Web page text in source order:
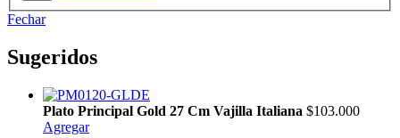
Fechar
Sugeridos
Plato Principal Gold 27 Cm Vajilla Italiana $103.000
Agregar